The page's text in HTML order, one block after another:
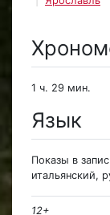
1 ч. 29 мин.
Язык
Показы в
итальянский,
12+